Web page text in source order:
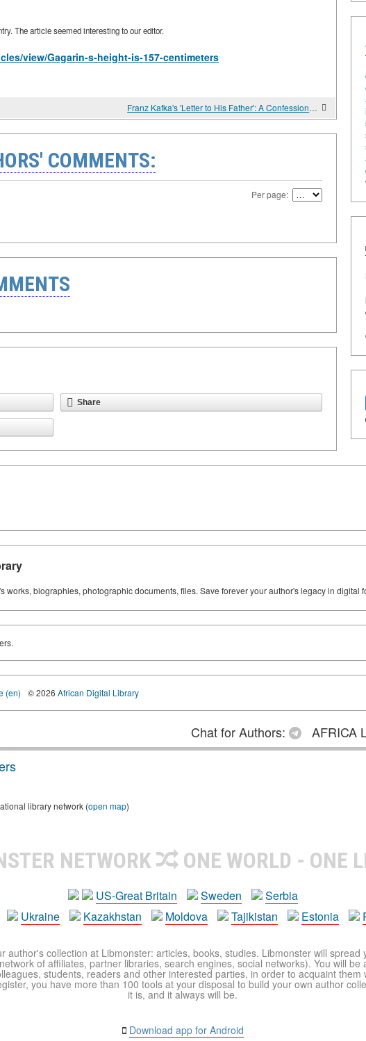
The article seemed interesting to our editor.
view/Gagarin-s-height-is-157-centimeters
Franz Kafka's 'Letter to His Father': A Confession That Never Reached Its Destination
COMMENTS:
Per page:
Share
works, biographies, photographic documents, files. Save forever your author's legacy in digital
(en) © 2026 African Digital Library
Chat for Authors: AFRICA
library network (open map)
NETWORK ONE WORLD - ONE
US-Great Britain Sweden
Serbia
Ukraine Kazakhstan Moldova Tajikistan Estonia
author's collection at Libmonster: articles, books, studies. Libmonster will spread
of affiliates, partner libraries, search engines, social networks). You will be
students, readers and other interested parties, in order to acquaint them
you have more than 100 tools at your disposal to build your own author
it is, and it always will be.
Download app for Android